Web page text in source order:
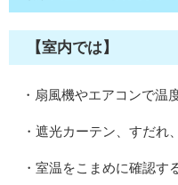
【室内では】
・扇風機やエアコンで温
・遮光カーテン、すだれ
・室温をこまめに確認す